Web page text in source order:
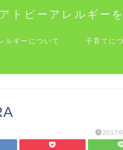
トピーアレルギー
ルギーについて 子育てに
2017